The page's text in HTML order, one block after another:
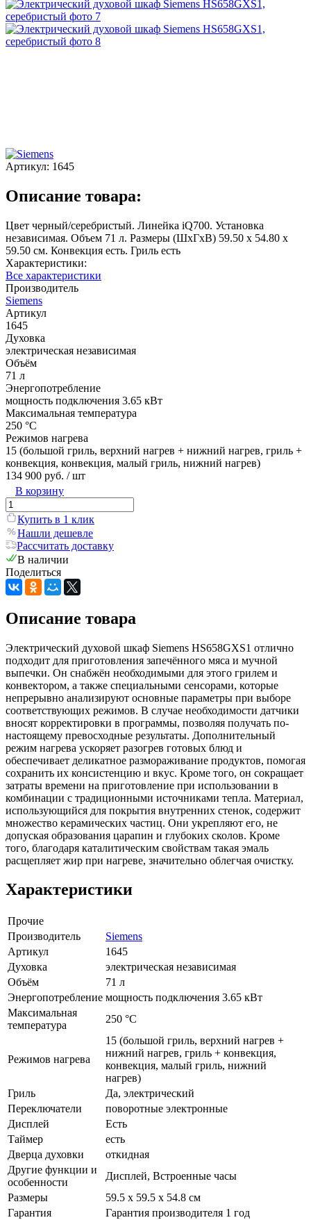
Артикул: 1645
Описание товара:
Цвет черный/серебристый. Линейка iQ700. Установка
независимая. Объем 71 л. Размеры (ШхГхВ) 59.50 х 54.80 х
59.50 см. Конвекция есть. Гриль есть
Характеристики:
Все характеристики
Производитель
Siemens
Артикул
1645
Духовка
электрическая независимая
Объём
71 л
Энергопотребление
мощность подключения 3.65 кВт
Максимальная температура
250 °С
Режимов нагрева
15 (большой гриль, верхний нагрев + нижний нагрев, гриль +
конвекция, конвекция, малый гриль, нижний нагрев)
134 900 руб. / шт
В корзину
Купить в 1 клик
Нашли дешевле
Рассчитать доставку
В наличии
Поделиться
Описание товара
Электрический духовой шкаф Siemens HS658GXS1 отлично
подходит для приготовления запечённого мяса и мучной
выпечки. Он снабжён необходимыми для этого грилем и
конвектором, а также специальными сенсорами, которые
непрерывно анализируют основные параметры при выборе
соответствующих режимов. В случае необходимости датчики
вносят корректировки в программы, позволяя получать по-
настоящему превосходные результаты. Дополнительный
режим нагрева ускоряет разогрев готовых блюд и
обеспечивает деликатное размораживание продуктов, помогая
сохранить их консистенцию и вкус. Кроме того, он сокращает
затраты времени на приготовление при использовании в
комбинации с традиционными источниками тепла. Материал,
использующийся для покрытия внутренних стенок, содержит
множество керамических частиц. Они укрепляют его, не
допуская образования царапин и глубоких сколов. Кроме
того, благодаря каталитическим свойствам такая эмаль
расщепляет жир при нагреве, значительно облегчая очистку.
Характеристики
Прочие
Производитель
Siemens
Артикул
1645
Духовка
электрическая независимая
Объём
71 л
Энергопотребление мощность подключения 3.65 кВт
Максимальная
температура
250 °С
Режимов нагрева
15 (большой гриль, верхний нагрев +
нижний нагрев, гриль + конвекция,
конвекция, малый гриль, нижний
нагрев)
Гриль
Да, электрический
Переключатели
поворотные электронные
Дисплей
Есть
Таймер
есть
Дверца духовки
откидная
Другие функции и
особенности
Дисплей, Встроенные часы
Размеры
59.5 х 59.5 x 54.8 см
Гарантия
Гарантия производителя 1 год